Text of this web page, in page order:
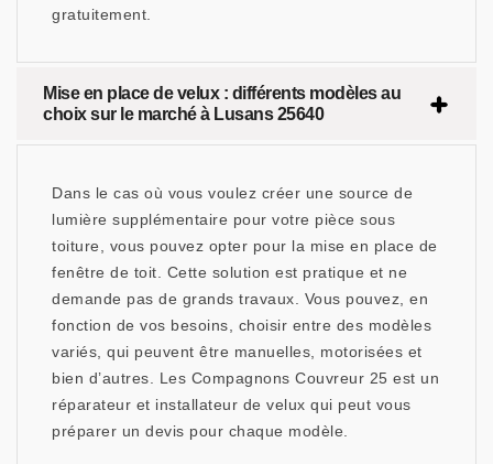
gratuitement.
Mise en place de velux : différents modèles au
choix sur le marché à Lusans 25640
Dans le cas où vous voulez créer une source de
lumière supplémentaire pour votre pièce sous
toiture, vous pouvez opter pour la mise en place de
fenêtre de toit. Cette solution est pratique et ne
demande pas de grands travaux. Vous pouvez, en
fonction de vos besoins, choisir entre des modèles
variés, qui peuvent être manuelles, motorisées et
bien d’autres. Les Compagnons Couvreur 25 est un
réparateur et installateur de velux qui peut vous
préparer un devis pour chaque modèle.